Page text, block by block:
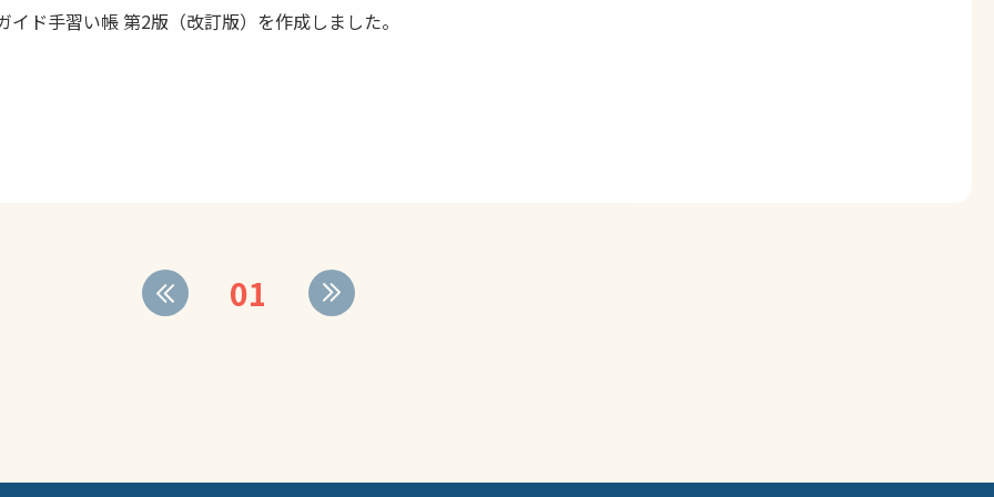
イド手習い帳 第2版（改訂版）を作成しました。
01